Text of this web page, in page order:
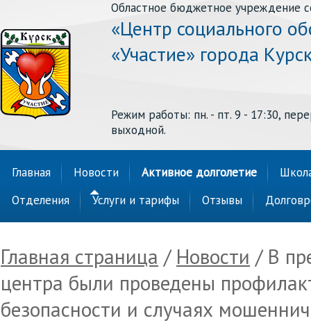
Областное бюджетное учреждение
«Центр социального
«Участие» города
Режим работы: пн. - пт. 9 - 17:30,
выходной.
Главная Новости Активное долголетие
Отделения
Услуги и тарифы Отзывы
Главная страница / Новости / В
центра были проведены
безопасности и случаях